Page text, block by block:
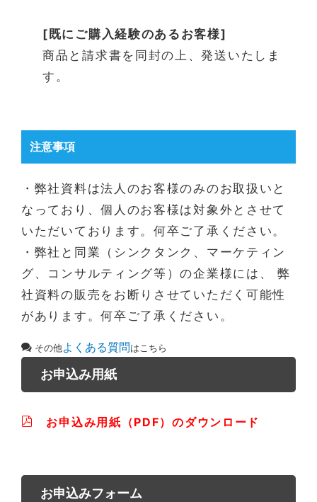
[既にご購入経験のあるお客様]
商品と請求書を同封の上、発送いたしま
す。
注意事項
・弊社資料は法人のお客様のみのお取扱いと
なっており、個人のお客様は対象外とさせて
いただいております。何卒ご了承ください。
・弊社と同業（シンクタンク、マーケティン
グ、コンサルティング等）の企業様には、 弊
社資料の販売をお断りさせていただく可能性
があります。何卒ご了承ください。
その他よくある質問はこちら
お申込み用紙
お申込み用紙（PDF）のダウンロード
お申込みフォーム